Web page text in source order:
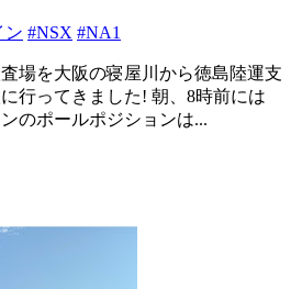
ン #NSX #NA1
場を大阪の寝屋川から徳島陸運支
行ってきました! 朝、8時前には
のポールポジションは...